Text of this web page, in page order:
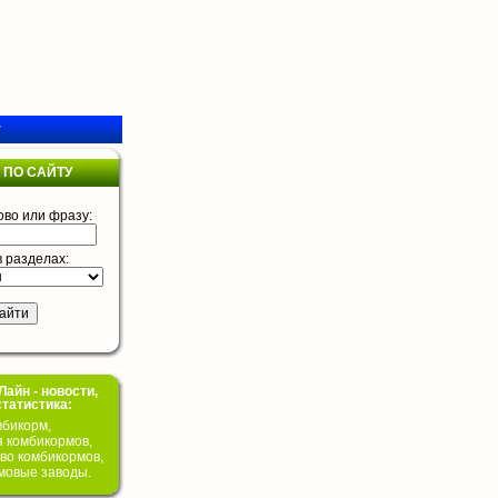
САЙТУ
или фразу:
разделах:
- новости,
комбикормов,
комбикормов,
заводы.